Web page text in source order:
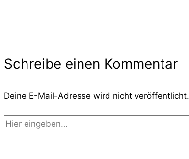
Schreibe einen Kommentar
Deine E-Mail-Adresse wird nicht veröffentlicht.
Hier